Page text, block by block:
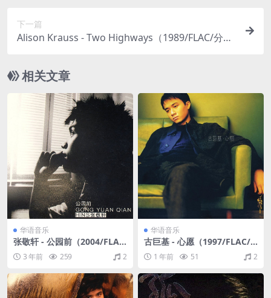
下一篇
Alison Krauss - Two Highways（1989/FLAC/分
相关文章
华语音乐
张敬轩 - 公园前（2004/FLA
C/EP分轨/111M）
3 年前 259 2
华语音乐
古巨基 - 心愿（1997/FLAC/E
P分轨/170M）
1 年前 51 2